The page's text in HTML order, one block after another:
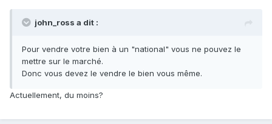
john_ross a dit :
Pour vendre votre bien à un "national" vous ne pouvez le
mettre sur le marché.
Donc vous devez le vendre le bien vous même.
Actuellement, du moins?